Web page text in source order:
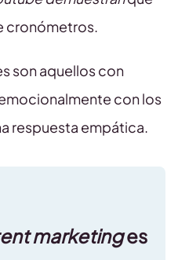
cronómetros.
son aquellos con
con los
respuesta empática.
marketinges